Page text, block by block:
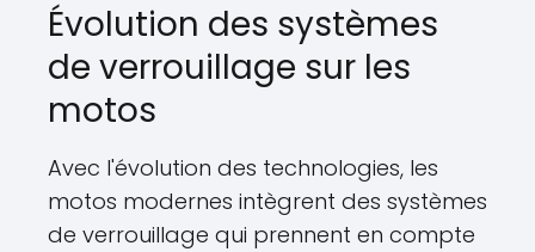
Évolution des systèmes
de verrouillage sur les
motos
Avec l'évolution des technologies, les
motos modernes intègrent des systèmes
de verrouillage qui prennent en compte